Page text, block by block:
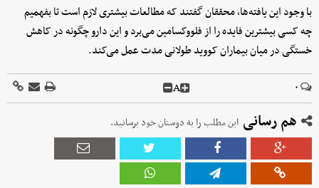
با وجود این یافته‌ها، محققان گفتند که مطالعات بیشتری لازم است تا بفهمیم
چه کسی بیشترین فایده را از فلووکسامین می‌برد و این دارو چگونه در کاهش
خستگی در میان بیماران کووید طولانی مدت عمل می‌کند.
۰ A
هم رسانی این مطلب را به دوستان خود برسانید.